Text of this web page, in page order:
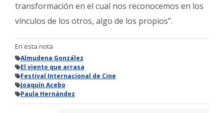
transformación en el cual nos reconocemos en los
vínculos de los otros, algo de los propios”.
En esta nota
Almudena González
El viento que arrasa
Festival Internacional de Cine
Joaquín Acebo
Paula Hernández